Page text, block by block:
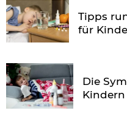
Tipps
für
Die
Kindern